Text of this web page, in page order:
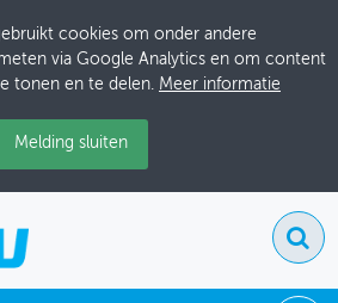
cookies om onder andere
via Google Analytics en om content
tonen en te delen. Meer informatie
Melding sluiten